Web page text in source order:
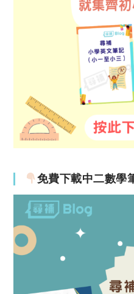
免費下載中二數學